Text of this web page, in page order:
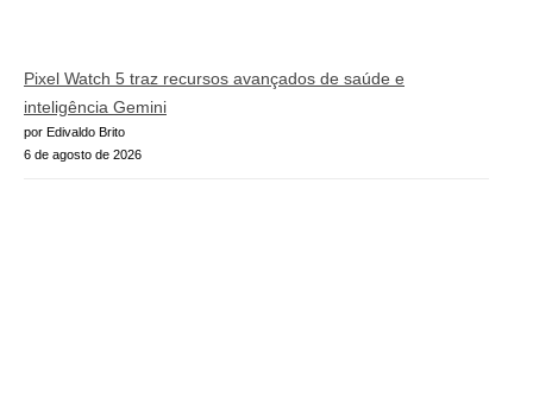
Pixel Watch 5 traz recursos avançados de saúde e
inteligência Gemini
por Edivaldo Brito
6 de agosto de 2026